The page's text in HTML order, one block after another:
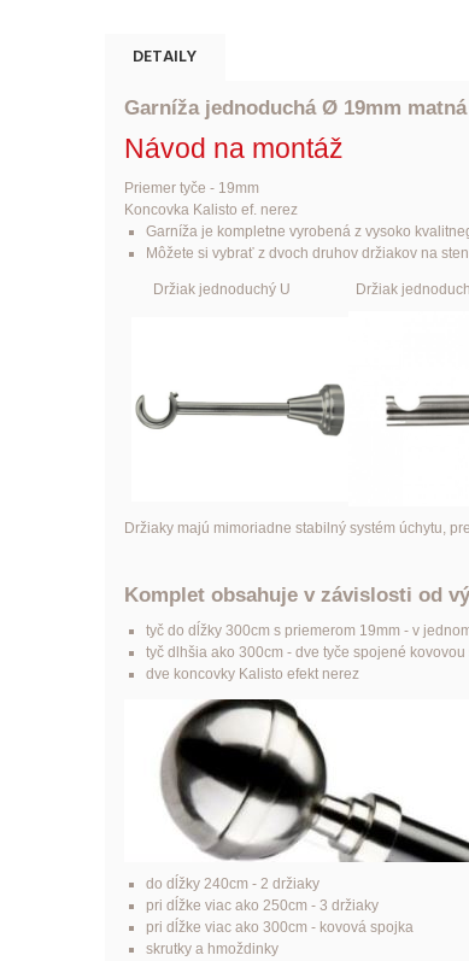
DETAILY
Garníža jednoduchá Ø 19mm
Návod na montáž
Priemer tyče - 19mm
Koncovka Kalisto ef. nerez
Garníža je kompletne vyrobená z vysoko
Môžete si vybrať z dvoch druhov držiakov na
Držiak jednoduchý U Držiak
Držiaky majú mimoriadne stabilný systém úchytu,
Komplet obsahuje v závislosti od
tyč do dĺžky 300cm s priemerom 19mm - v
tyč dlhšia ako 300cm - dve tyče spojené
dve koncovky Kalisto efekt nerez
do dĺžky 240cm - 2 držiaky
pri dĺžke viac ako 250cm - 3 držiaky
pri dĺžke viac ako 300cm - kovová spojka
skrutky a hmoždinky